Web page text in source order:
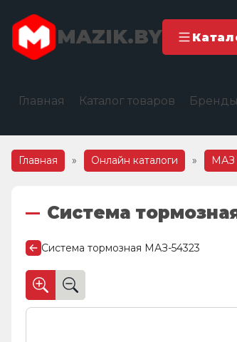
MAZIK.BY
Главная Каталог товаров Бренды
Главная » Онлайн каталоги » МАЗ
Система
Система тормозная МАЗ-54323